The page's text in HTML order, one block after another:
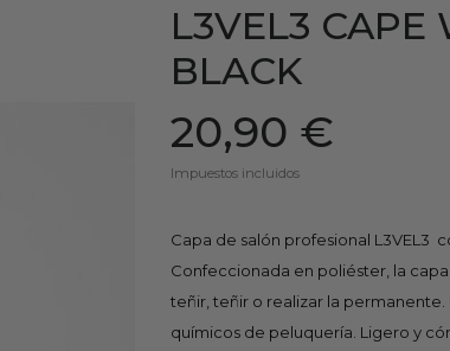
L3VEL3 CAPE
BLACK
20,90 €
Impuestos incluidos
Capa de salón profesional L3VEL3 
Confeccionada en poliéster, la capa
teñir, teñir o realizar la permanente.
químicos de peluquería. Ligero y